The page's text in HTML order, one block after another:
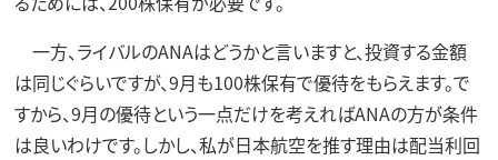
一方、ライバルのANAはどうかと言いますと、投資する金額
は同じぐらいですが、9月も100株保有で優待をもらえます。で
すから、9月の優待という一点だけを考えればANAの方が条件
は良いわけです。しかし、私が日本航空を推す理由は配当利回